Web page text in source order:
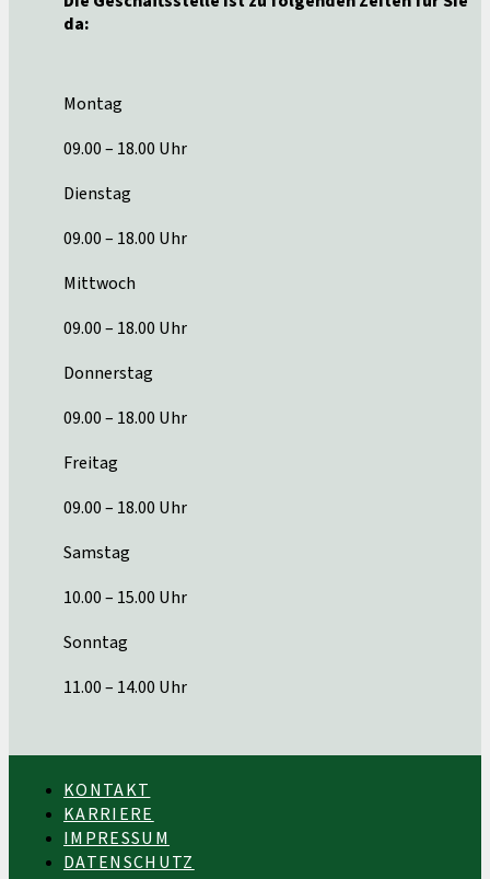
da:
Montag
09.00 – 18.00 Uhr
Dienstag
09.00 – 18.00 Uhr
Mittwoch
09.00 – 18.00 Uhr
Donnerstag
09.00 – 18.00 Uhr
Freitag
09.00 – 18.00 Uhr
Samstag
10.00 – 15.00 Uhr
Sonntag
11.00 – 14.00 Uhr
KONTAKT
KARRIERE
IMPRESSUM
DATENSCHUTZ